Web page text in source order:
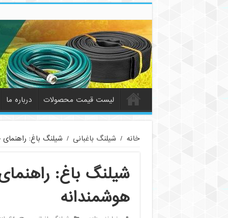
لیست قیمت محصولات درباره ما
خانه / شیلنگ باغبانی / شیلنگ باغ:
شیلنگ باغ:
هوشمندانه